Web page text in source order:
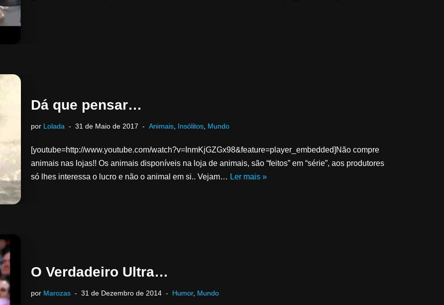
Dá que pensar…
por Lolada 31 de Maio de 2017 Animais Insólitos Mundo
[youtube=http://www.youtube.com/watch?v=InmKjGZGx98&feature=player_embedded]Não compre
animais nas lojas!! Os animais disponíveis na loja de animais, são “feitos” em “série”, aos produtores
só lhes interessa o lucro e não o animal em si.. Vejam… Ler mais »
O Verdadeiro Ultra…
por Marozas 31 de Dezembro de 2014 Humor, Mundo